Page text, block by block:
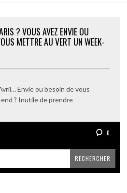
? VOUS AVEZ ENVIE OU
METTRE AU VERT UN WEEK-
Envie ou besoin de vous
? Inutile de prendre
0